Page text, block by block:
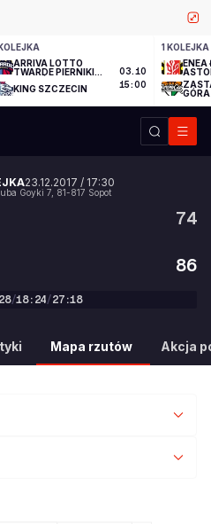
ARRIVA LOTTO
TWARDE PIERNIKI
KING SZCZECIN
03.10
15:00
1 KOLEJKA
ENEA
GÓRA
23.12.2017 / 17:30
Goyki 7 81-817 Sopot
74
86
28/18: 24/27:18
:86
Mapa rzutów Akcja